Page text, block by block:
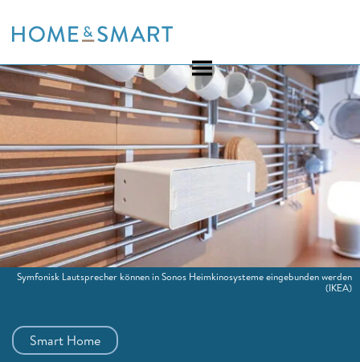
to
Smart Home
Symfonisk Lautsprecher können in Sonos Heimkinosysteme eingebunden werden
(IKEA)